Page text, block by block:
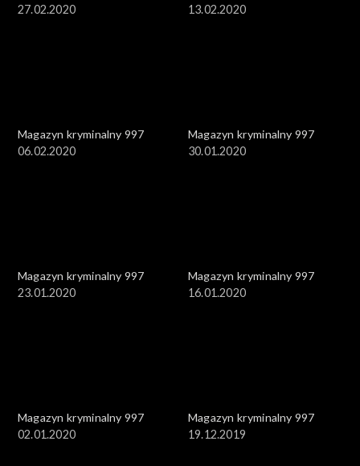
27.02.2020
13.02.2020
Magazyn kryminalny 997
06.02.2020
Magazyn kryminalny 997
30.01.2020
Magazyn kryminalny 997
23.01.2020
Magazyn kryminalny 997
16.01.2020
Magazyn kryminalny 997
02.01.2020
Magazyn kryminalny 997
19.12.2019